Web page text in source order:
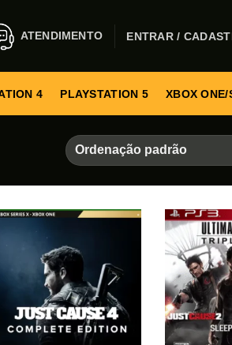
ATENDIMENTO ENTRAR /
4 PLAYSTATION 5 XBOX ONE/